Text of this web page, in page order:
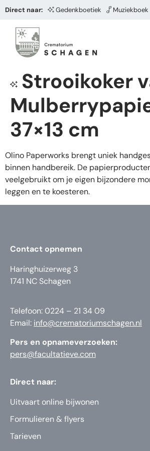
Direct naar: Gedenkboetiek Muziekboek
Strooikoker
37×13 cm
Olino Paperworks brengt uniek
binnen handbereik. De
veelgebruikt om je eigen bijzondere
leggen en te koesteren.
Contact opnemen
Haringhuizerweg 3
1741 NC Schagen
Telefoon: 0224 – 21 34 09
Email: info@crematoriumschagen.nl
Pers en opnameverzoeken:
pers@facultatieve.com
Direct naar:
Uitvaart online bijwonen
Formulieren & flyers
Tarieven